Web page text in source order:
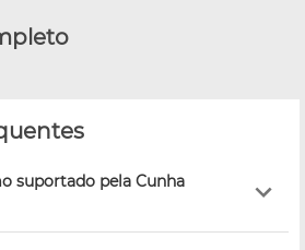
suportado pela Cunha